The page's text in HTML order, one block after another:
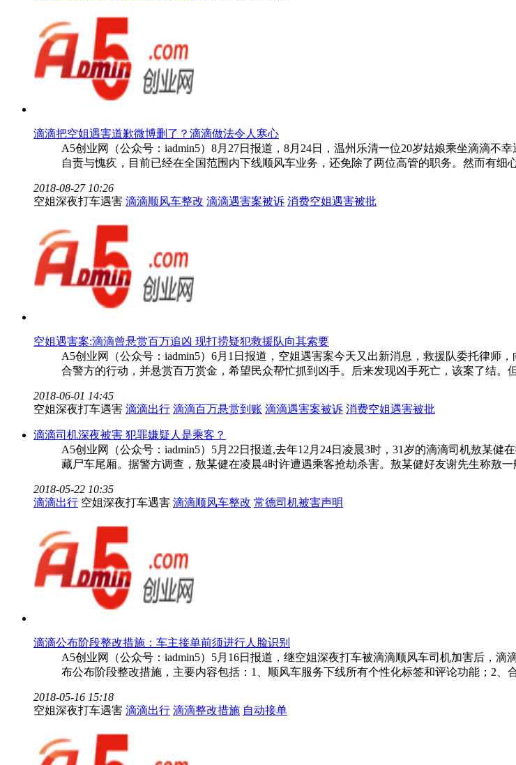
滴滴把空姐遇害道歉微博删了？滴滴做法令人寒心
A5创业网（公众号：iadmin5）8月27日报道，8月24日，温州乐清一位20岁姑娘乘坐滴滴
自责与愧疚，目前已经在全国范围内下线顺风车业务，还免除了两位高管的职务。然而有细
2018-08-27 10:26
空姐深夜打车遇害 滴滴顺风车整改 滴滴遇害案被诉 消费空姐遇害被批
空姐遇害案:滴滴曾悬赏百万追凶 现打捞疑犯救援队向其索要
A5创业网（公众号：iadmin5）6月1日报道，空姐遇害案今天又出新消息，救援队委托律
合警方的行动，并悬赏百万赏金，希望民众帮忙抓到凶手。后来发现凶手死亡，该案了结
2018-06-01 14:45
空姐深夜打车遇害 滴滴出行 滴滴百万悬赏到账 滴滴遇害案被诉 消费空姐遇害被批
滴滴司机深夜被害 犯罪嫌疑人是乘客？
A5创业网（公众号：iadmin5）5月22日报道,去年12月24日凌晨3时，31岁的滴滴司机敖某
藏尸车尾厢。据警方调查，敖某健在凌晨4时许遭遇乘客抢劫杀害。敖某健好友谢先生称敖
2018-05-22 10:35
滴滴出行 空姐深夜打车遇害 滴滴顺风车整改 常德司机被害声明
滴滴公布阶段整改措施：车主接单前须进行人脸识别
A5创业网（公众号：iadmin5）5月16日报道，继空姐深夜打车被滴滴顺风车司机加害后，
布公布阶段整改措施，主要内容包括：1、顺风车服务下线所有个性化标签和评论功能；2
2018-05-16 15:18
空姐深夜打车遇害 滴滴出行 滴滴整改措施 自动接单